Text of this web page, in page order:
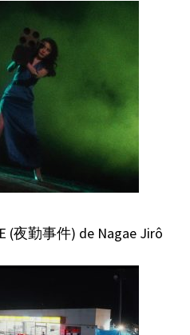
(夜勤事件) de Nagae Jirô